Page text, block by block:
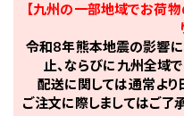
【九州の一部地域でお荷
令和8年熊本地震の影響に
止、ならびに九州全域
配送に関しては通常より
ご注文に際しましてはご了